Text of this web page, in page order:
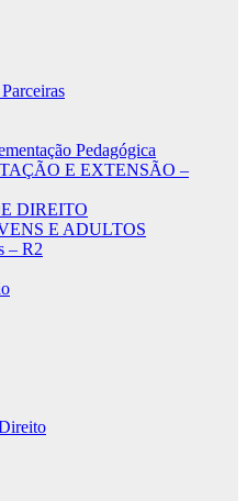
Pedagógica
E EXTENSÃO –
DIREITO
E ADULTOS
– R2